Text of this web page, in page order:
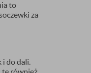
to
za
i do dali.